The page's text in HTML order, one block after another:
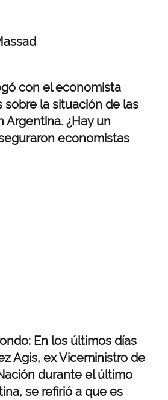
con el economista
sobre la situación de las
Argentina. ¿Hay un
economistas
En los últimos días
Agis, ex Viceministro de
durante el último
se refirió a que es